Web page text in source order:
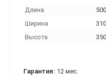
Длина
Ширина
Высота
Гарантия: 12 мес.